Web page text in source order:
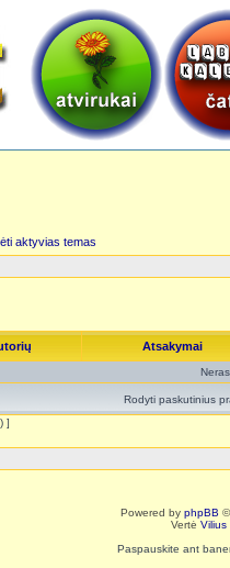
aktyvias temas
Atsakymai
Rodyti paskutinius
]
Powered by phpBB
Vertė Vilius
Paspauskite ant